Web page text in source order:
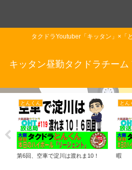
タクドラYoutuber「キッタン」×「
キッタン昼勤タクドラチー
とんくん
暇
キッ
キッ